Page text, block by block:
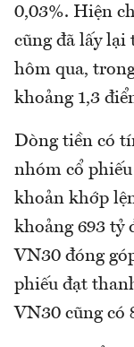
0,03%. Hiện
cũng đã lấy lại
hôm qua,
khoảng 1,3
Dòng tiền có
nhóm cổ
khoản khớp
khoảng 693 tỷ
VN30 đóng
phiếu đạt
VN30 cũng có